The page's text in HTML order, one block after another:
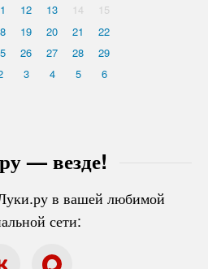
— везде!
в вашей любимой
сети:
12 13 14
15
19 20 21
22
26 27 28
29
3 4 5 6